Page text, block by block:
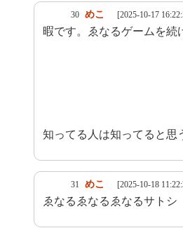
30 めこ [2025-10-17
暇です。ゑなるゲームを続
知ってる人は知ってると思
31 めこ [2025-10-18
ゑなるゑなるゑなるサトシ